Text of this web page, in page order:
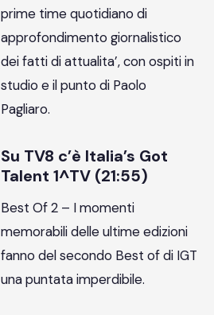
prime time quotidiano di
approfondimento giornalistico
dei fatti di attualita’, con ospiti in
studio e il punto di Paolo
Pagliaro.
Su TV8 c’è Italia’s Got
Talent 1^TV (21:55)
Best Of 2 – I momenti
memorabili delle ultime edizioni
fanno del secondo Best of di IGT
una puntata imperdibile.